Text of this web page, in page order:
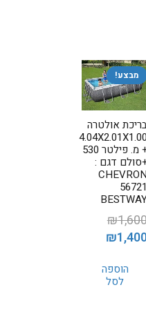
מבצע!
אולטרה
4.04X2.01X1.00
+ מ. פילטר 530
דגם :
CHEVRON
56721
₪
היה:
₪1,600.
₪
הוא:הוספה
לסל